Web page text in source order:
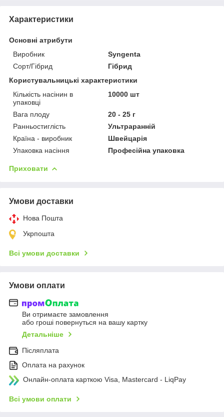
Характеристики
Основні атрибути
Виробник
Syngenta
Сорт/Гібрид
Гібрид
Користувальницькі характеристики
Кількість насінин в
упаковці
10000 шт
Вага плоду
20 - 25 г
Ранньостиглість
Ультраранній
Країна - виробник
Швейцарія
Упаковка насіння
Професійна упаковка
Приховати
Умови доставки
Нова Пошта
Укрпошта
Всі умови доставки
Умови оплати
Ви отримаєте замовлення
або гроші повернуться на вашу картку
Детальніше
Післяплата
Оплата на рахунок
Онлайн-оплата карткою Visa, Mastercard - LiqPay
Всі умови оплати